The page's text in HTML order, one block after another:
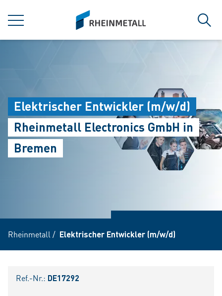
MENÜ
siteLogo
Elektrischer Entwickler (m/w/d)
Rheinmetall Electronics GmbH in
Bremen
Rheinmetall / Elektrischer Entwickler (m/w/d)
Ref.-Nr.: DE17292